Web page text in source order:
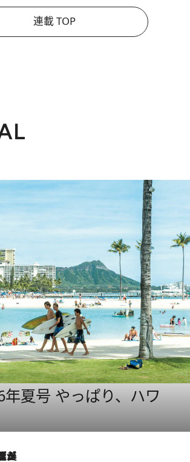
連載 TOP
年夏号 やっぱり、ハワ